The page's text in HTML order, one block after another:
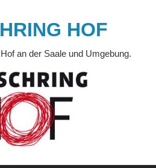
HOF
an der Saale und Umgebung.